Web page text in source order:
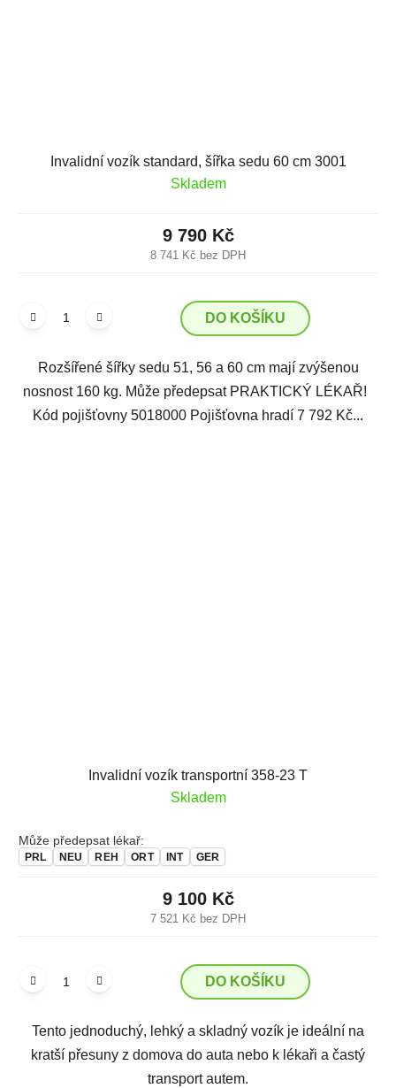
Invalidní vozík standard, šířka sedu 60 cm 3001
Skladem
8 741 Kč bez DPH
9 790 Kč
DO KOŠÍKU
Rozšířené šířky sedu 51, 56 a 60 cm mají zvýšenou
nosnost 160 kg. Může předepsat PRAKTICKÝ LÉKAŘ!
Kód pojišťovny 5018000 Pojišťovna hradí 7 792 Kč...
Invalidní vozík transportní 358-23 T
Skladem
Může předepsat lékař:
PRL NEU REH ORT INT GER
7 521 Kč bez DPH
9 100 Kč
DO KOŠÍKU
Tento jednoduchý, lehký a skladný vozík je ideální na
kratší přesuny z domova do auta nebo k lékaři a častý
transport autem.